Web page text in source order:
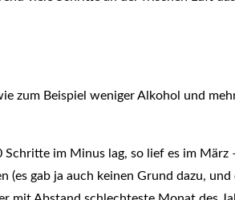
zum Beispiel weniger Alkohol und
im Minus lag, so lief es im März
gab ja auch keinen Grund dazu,